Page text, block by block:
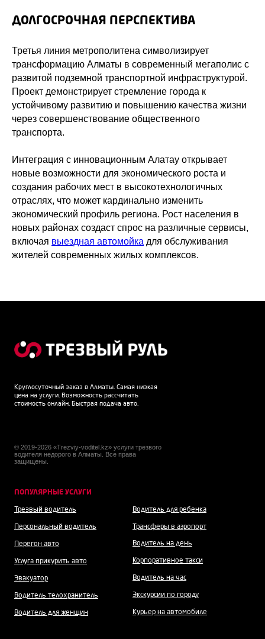
ДОЛГОСРОЧНАЯ ПЕРСПЕКТИВА
Третья линия метрополитена символизирует
трансформацию Алматы в современный мегаполис с
развитой подземной транспортной инфраструктурой.
Проект демонстрирует стремление города к
устойчивому развитию и повышению качества жизни
через совершенствование общественного
транспорта.
Интеграция с инновационным Алатау открывает
новые возможности для экономического роста и
создания рабочих мест в высокотехнологичных
отраслях, что может кардинально изменить
экономический профиль региона. Рост населения в
новых районах создаст спрос на различные сервисы,
включая выездная автомойка для обслуживания
жителей современных жилых комплексов.
Круглосуточный заказ в Алматы. Самая низкая
цена на услуги. Возможность рассчитать
стоимость онлайн. Быстрая подача авто.
© 2019-2026 «Trezviy-voditel.kz» услуги трезвого
водителя недорого в Алматы. Все права
защищены.
ПОПУЛЯРНЫЕ УСЛУГИ
Трезвый водитель
Персональный водитель
Перегон авто
Услуга прикурить авто
Эвакуатор
Водитель телохранитель
Водитель для женщин
Водитель для ребенка
Трансферы в аэропорт
Водитель на день
Корпоративное такси
Водитель на час
Экскурсии по городу
Курьер на автомобиле